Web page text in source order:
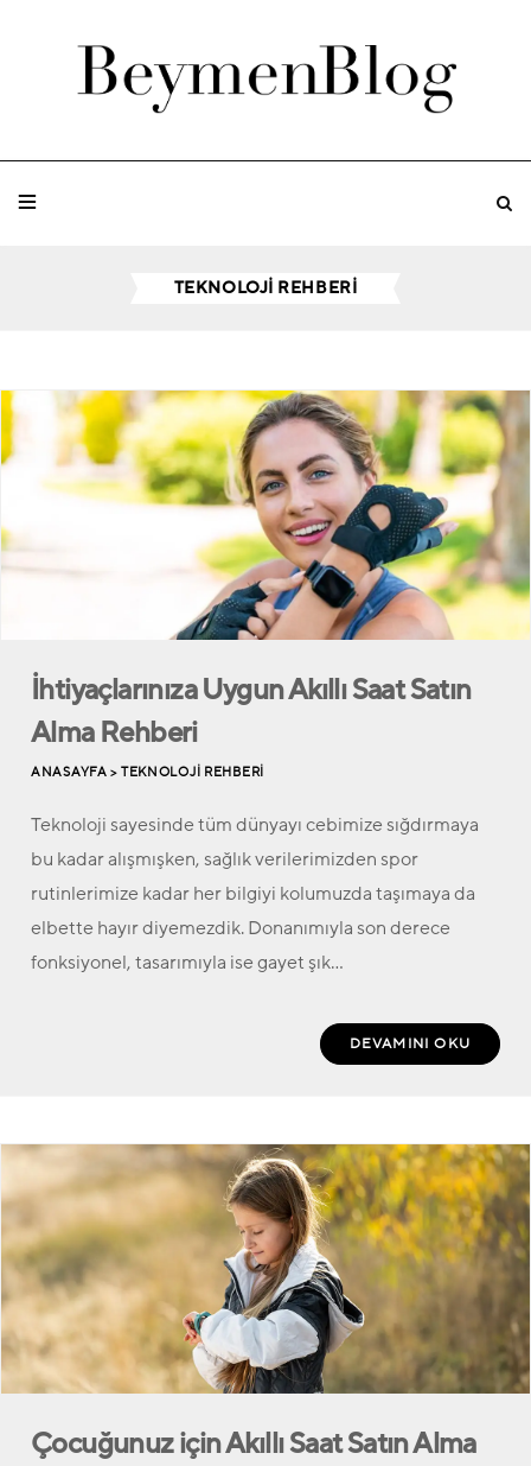
TEKNOLOJI REHBERI
İhtiyaçlarınıza Uygun Akıllı Saat Satın
Alma Rehberi
ANASAYFA > TEKNOLOJI REHBERI
Teknoloji sayesinde tüm dünyayı cebimize sığdırmaya
bu kadar alışmışken, sağlık verilerimizden spor
rutinlerimize kadar her bilgiyi kolumuzda taşımaya da
elbette hayır diyemezdik. Donanımıyla son derece
fonksiyonel, tasarımıyla ise gayet şık…
DEVAMINI OKU
Çocuğunuz için Akıllı Saat Satın Alma